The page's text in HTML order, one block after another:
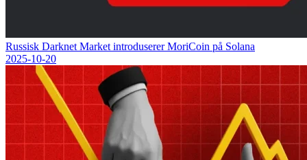
Russisk Darknet Market introduserer MoriCoin på Solana
2025-10-20